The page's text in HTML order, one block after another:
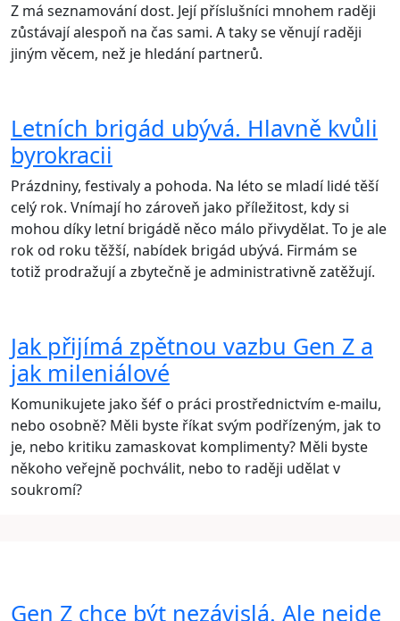
Z má seznamování dost. Její příslušníci mnohem raději
zůstávají alespoň na čas sami. A taky se věnují raději
jiným věcem, než je hledání partnerů.
Letních brigád ubývá. Hlavně kvůli
byrokracii
Prázdniny, festivaly a pohoda. Na léto se mladí lidé těší
celý rok. Vnímají ho zároveň jako příležitost, kdy si
mohou díky letní brigádě něco málo přivydělat. To je ale
rok od roku těžší, nabídek brigád ubývá. Firmám se
totiž prodražují a zbytečně je administrativně zatěžují.
Jak přijímá zpětnou vazbu Gen Z a
jak mileniálové
Komunikujete jako šéf o práci prostřednictvím e-mailu,
nebo osobně? Měli byste říkat svým podřízeným, jak to
je, nebo kritiku zamaskovat komplimenty? Měli byste
někoho veřejně pochválit, nebo to raději udělat v
soukromí?
Gen Z chce být nezávislá. Ale nejde